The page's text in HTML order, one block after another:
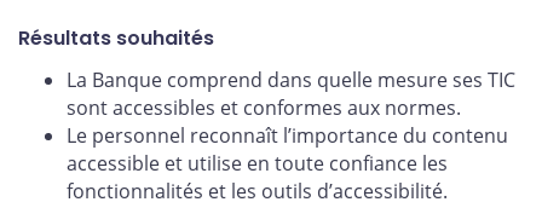
Résultats souhaités
La Banque comprend dans quelle mesure ses TIC
sont accessibles et conformes aux normes.
Le personnel reconnaît l’importance du contenu
accessible et utilise en toute confiance les
fonctionnalités et les outils d’accessibilité.